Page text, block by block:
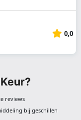
0,0
reviews
bij geschillen